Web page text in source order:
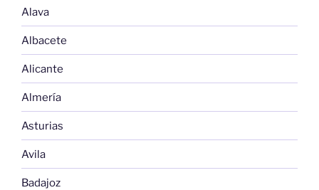
Alava
Albacete
Alicante
Almería
Asturias
Avila
Badajoz